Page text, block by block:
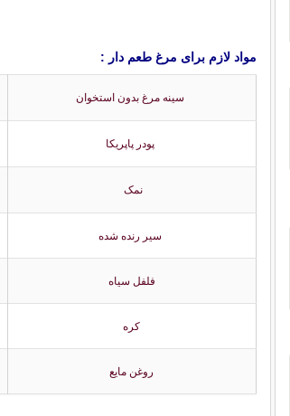
مواد لازم برای مرغ طعم دار :
سینه مرغ بدون استخوان
پودر پاپریکا
نمک
سیر رنده شده
فلفل سیاه
کره
روغن مایع